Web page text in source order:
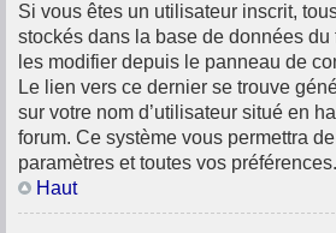
Si vous êtes un utilisateur inscrit,
stockés dans la base de données du
les modifier depuis le panneau de
Le lien vers ce dernier se trouve
sur votre nom d’utilisateur situé en
forum. Ce système vous permettra
paramètres et toutes vos préférences.
Haut